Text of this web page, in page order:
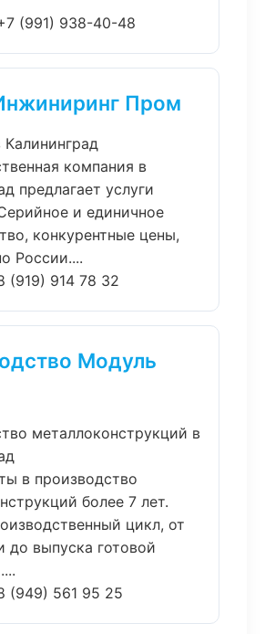
(991) 938-40-48
Пром
Калининград
компания в
предлагает услуги
и единичное
конкурентные цены,
России....
(919) 914 78 32
Модуль
металлоконструкций в
в производство
более 7 лет.
цикл, от
до выпуска готовой
(949) 561 95 25